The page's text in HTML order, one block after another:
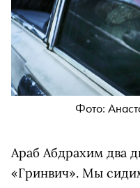
Фото:
Араб Абдрахим два
«Гринвич». Мы